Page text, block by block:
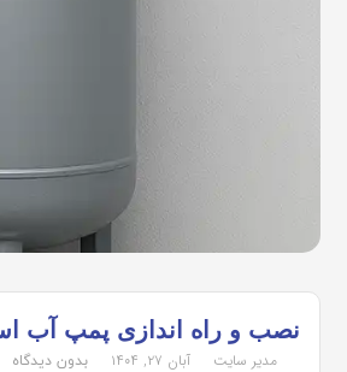
نصب و راه اندازی پمپ آب
مدیر سایت آبان ۲۷, ۱۴۰۴ بدون دیدگاه